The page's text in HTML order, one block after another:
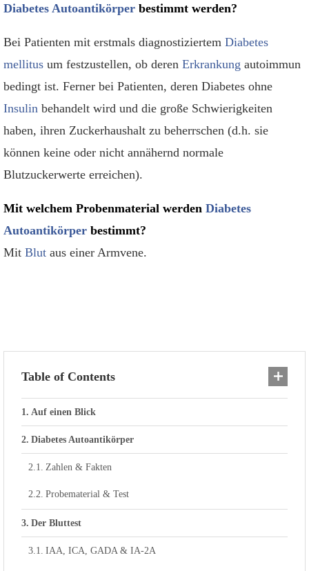
Diabetes Autoantikörper bestimmt werden?
Bei Patienten mit erstmals diagnostiziertem Diabetes
mellitus um festzustellen, ob deren Erkrankung autoimmun
bedingt ist. Ferner bei Patienten, deren Diabetes ohne
Insulin behandelt wird und die große Schwierigkeiten
haben, ihren Zuckerhaushalt zu beherrschen (d.h. sie
können keine oder nicht annähernd normale
Blutzuckerwerte erreichen).
Mit welchem Probenmaterial werden Diabetes
Autoantikörper bestimmt?
Mit Blut aus einer Armvene.
Table of Contents
Auf einen Blick
Diabetes Autoantikörper
Zahlen & Fakten
Probematerial & Test
Der Bluttest
IAA, ICA, GADA & IA-2A